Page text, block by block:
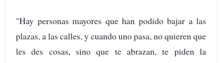
"Hay personas mayores que han podido bajar a las
plazas, a las calles, y cuando uno pasa, no quieren que
les des cosas, sino que te abrazan, te piden la